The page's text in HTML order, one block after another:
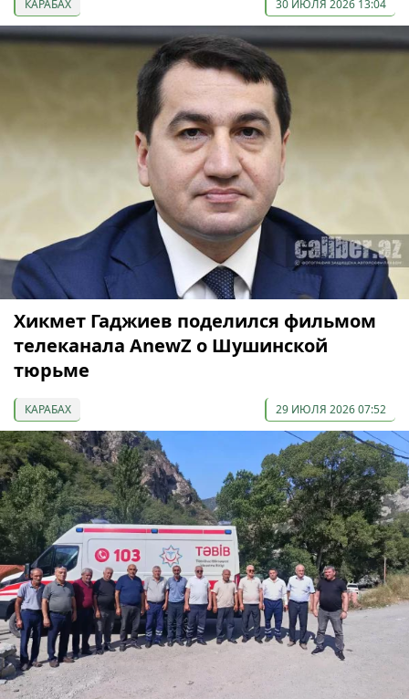
КАРАБАХ 30 ИЮЛЯ 2026 13:04
Хикмет Гаджиев поделился фильмом
телеканала AnewZ о Шушинской
тюрьме
КАРАБАХ 29 ИЮЛЯ 2026 07:52